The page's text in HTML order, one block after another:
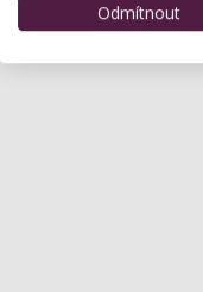
Odmítnout